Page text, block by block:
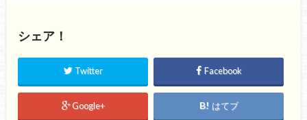
シェア！
Twitter Facebook
Google+ はてブ